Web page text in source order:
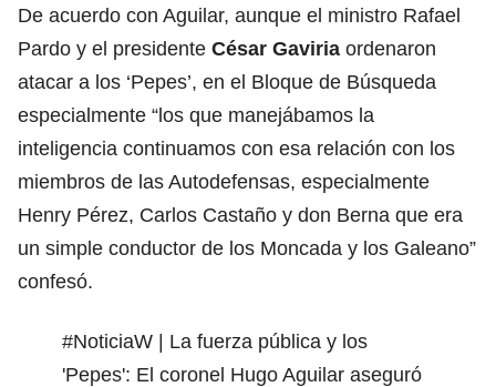
De acuerdo con Aguilar, aunque el ministro Rafael
Pardo y el presidente César Gaviria ordenaron
atacar a los ‘Pepes’, en el Bloque de Búsqueda
especialmente “los que manejábamos la
inteligencia continuamos con esa relación con los
miembros de las Autodefensas, especialmente
Henry Pérez, Carlos Castaño y don Berna que era
un simple conductor de los Moncada y los Galeano”
confesó.
#NoticiaW | La fuerza pública y los
'Pepes': El coronel Hugo Aguilar aseguró